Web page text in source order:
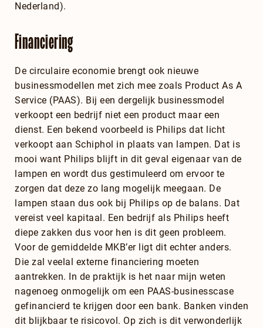
Nederland).
Financiering
De circulaire economie brengt ook nieuwe
businessmodellen met zich mee zoals Product As A
Service (PAAS). Bij een dergelijk businessmodel
verkoopt een bedrijf niet een product maar een
dienst. Een bekend voorbeeld is Philips dat licht
verkoopt aan Schiphol in plaats van lampen. Dat is
mooi want Philips blijft in dit geval eigenaar van de
lampen en wordt dus gestimuleerd om ervoor te
zorgen dat deze zo lang mogelijk meegaan. De
lampen staan dus ook bij Philips op de balans. Dat
vereist veel kapitaal. Een bedrijf als Philips heeft
diepe zakken dus voor hen is dit geen probleem.
Voor de gemiddelde MKB’er ligt dit echter anders.
Die zal veelal externe financiering moeten
aantrekken. In de praktijk is het naar mijn weten
nagenoeg onmogelijk om een PAAS-businesscase
gefinancierd te krijgen door een bank. Banken vinden
dit blijkbaar te risicovol. Op zich is dit verwonderlijk